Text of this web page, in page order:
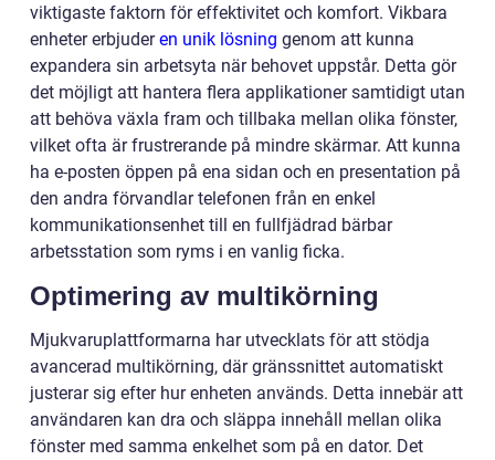
viktigaste faktorn för effektivitet och komfort. Vikbara
enheter erbjuderen unik lösning genom att kunna
expandera sin arbetsyta när behovet uppstår. Detta gör
det möjligt att hantera flera applikationer samtidigt utan
att behöva växla fram och tillbaka mellan olika fönster,
vilket ofta är frustrerande på mindre skärmar. Att kunna
ha e-posten öppen på ena sidan och en presentation på
den andra förvandlar telefonen från en enkel
kommunikationsenhet till en fullfjädrad bärbar
arbetsstation som ryms i en vanlig ficka.
Optimering av multikörning
Mjukvaruplattformarna har utvecklats för att stödja
avancerad multikörning, där gränssnittet automatiskt
justerar sig efter hur enheten används. Detta innebär att
användaren kan dra och släppa innehåll mellan olika
fönster med samma enkelhet som på en dator. Det